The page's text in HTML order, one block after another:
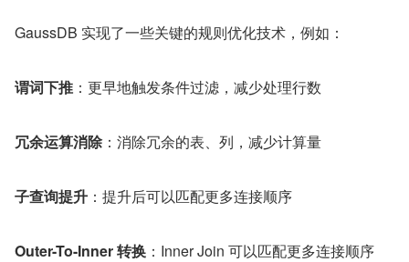
GaussDB 实现了一些关键的规则优化技术，例如：
谓词下推 ：更早地触发条件过滤，减少处理行数
冗余运算消除：消除冗余的表、列，减少计算量
子查询提升 ：提升后可以匹配更多连接顺序
Outer-To-Inner 转换 ：Inner Join 可以匹配更多连接顺序